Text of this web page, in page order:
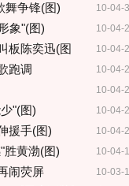
10-04-
舞争锋(图)
10-04-
象"(图)
10-04-
板陈奕迅(图
10-04-
跑调
10-04-
10-04-
"(图)
10-04-
援手(图)
10-04-
胜黄渤(图)
10-03-
闹荧屏